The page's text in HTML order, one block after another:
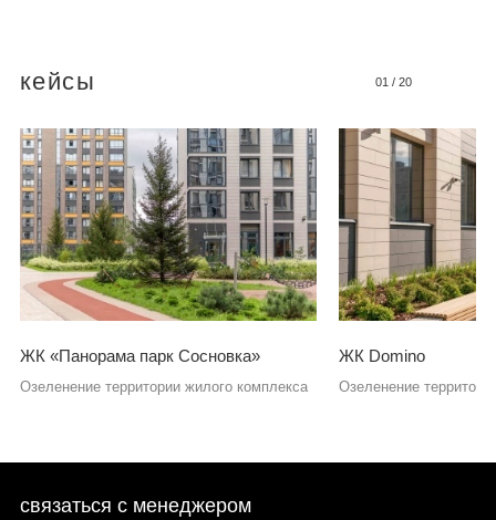
кейсы 01 / 20
ЖК «Панорама парк Сосновка»
Озеленение территории жилого комплекса
ЖК Domino
Озеленение
связаться с менеджером